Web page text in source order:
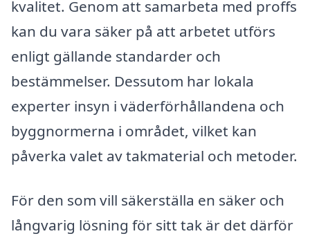
kvalitet. Genom att samarbeta med proffs
kan du vara säker på att arbetet utförs
enligt gällande standarder och
bestämmelser. Dessutom har lokala
experter insyn i väderförhållandena och
byggnormerna i området, vilket kan
påverka valet av takmaterial och metoder.
För den som vill säkerställa en säker och
långvarig lösning för sitt tak är det därför